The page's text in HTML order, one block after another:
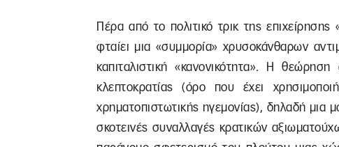
Πέρα από το πολιτικό τρικ της
φταίει μια «συμμορία» χρυσοκάνθαρων
καπιταλιστική «κανονικότητα». Η
κλεπτοκρατίας (όρο που έχει
χρηματοπιστωτικής ηγεμονίας), δηλαδή
σκοτεινές συναλλαγές κρατικών